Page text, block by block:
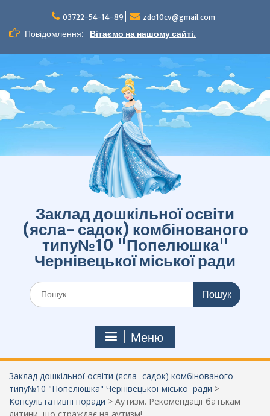
вмісту
03722-54-14-89 zdo10cv@gmail.com
Повідомлення: Вітаємо на нашому сайті.
Заклад дошкільної освіти
(ясла- садок) комбінованого
типу№10 "Попелюшка"
Чернівецької міської ради
Шукати:
Меню
Заклад дошкільної освіти (ясла- садок) комбінованого
типу№10 "Попелюшка" Чернівецької міської ради >
Консультативні поради > Аутизм. Рекомендації батькам